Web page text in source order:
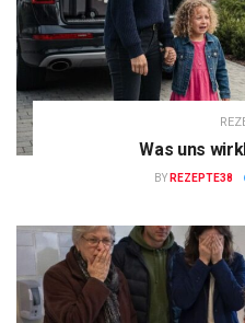
Was uns
BY REZEPTE38